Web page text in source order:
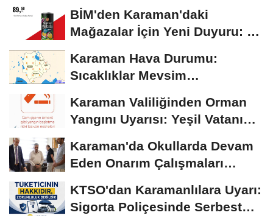
BİM'den Karaman'daki
Mağazalar İçin Yeni Duyuru: 11
Karaman Hava Durumu:
Sıcaklıklar Mevsim
Seyrediyor
Karaman Valiliğinden Orman
Yangını Uyarısı: Yeşil Vatanı
Karaman'da Okullarda Devam
Eden Onarım Çalışmaları
KTSO'dan Karamanlılara Uyarı:
Sigorta Poliçesinde Serbest